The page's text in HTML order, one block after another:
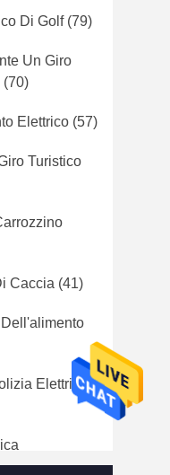
Di Golf(79)
Un Giro
(70)
Elettrico (57)
Turistico
Caccia (41)
Elettrica